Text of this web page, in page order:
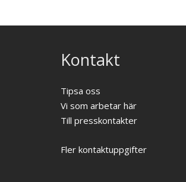
Kontakt
Tipsa oss
Vi som arbetar här
Till presskontakter
Fler kontaktuppgifter